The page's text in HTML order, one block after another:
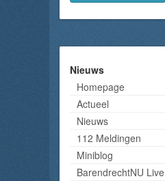
Nieuws
Homepage
Actueel
Nieuws
112 Meldingen
Miniblog
BarendrechtNU Live